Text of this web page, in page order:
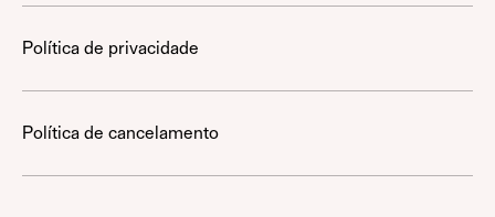
Política de privacidade
Política de cancelamento